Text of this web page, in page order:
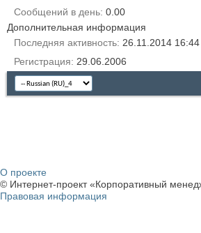
Сообщений в день 0.00
Дополнительная информация
Последняя активность 26.11.2014 16:44
Регистрация 29.06.2006
О проекте
© Интернет-проект «Корпоративный
Правовая информация